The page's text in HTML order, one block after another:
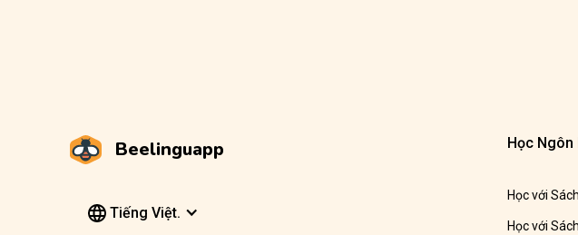
Beelinguapp
Tiếng Việt.
Học Ngôn
Học với
Học với